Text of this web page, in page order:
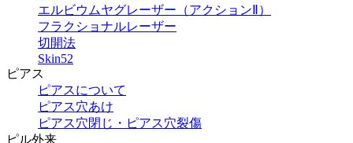
エルビウムヤグレーザー（アクションⅡ）
フラクショナルレーザー
切開法
Skin52
ピアス
ピアスについて
ピアス穴あけ
ピアス穴閉じ・ピアス穴裂傷
ピル外来